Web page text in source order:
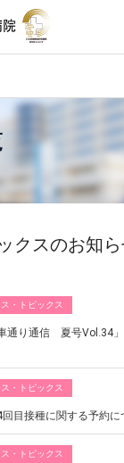
クスのお知
・トピックス
通り通信 夏号Vol.34
・トピックス
目接種に関する予約に
・トピックス